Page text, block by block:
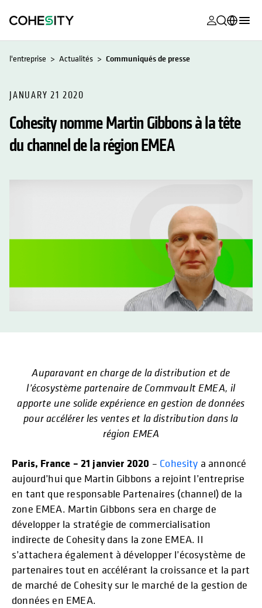
s’ouvre
s’ouvre
s’ouvre
Assistance
s’ouvre
s’ouvre
Academy
s’ouvre
Community
s’ouvre
Partenaires
s’ouvre
日本語 (Japan)
Português (Brazil)
Español (Spain)
l'entreprise Actualités Communiqués de presse
JANUARY 21 2020
Cohesity nomme Martin Gibbons à la tête
du channel de la région EMEA
Auparavant en charge de la distribution et de
l’écosystème partenaire de Commvault EMEA, il
apporte une solide expérience en gestion de données
pour accélérer les ventes et la distribution dans la
région EMEA
Paris, France – 21 janvier 2020 – Cohesity a annoncé
aujourd’hui que Martin Gibbons a rejoint l’entreprise
en tant que responsable Partenaires (channel) de la
zone EMEA. Martin Gibbons sera en charge de
développer la stratégie de commercialisation
indirecte de Cohesity dans la zone EMEA. Il
s’attachera également à développer l’écosystème de
partenaires tout en accélérant la croissance et la part
de marché de Cohesity sur le marché de la gestion de
données en EMEA.